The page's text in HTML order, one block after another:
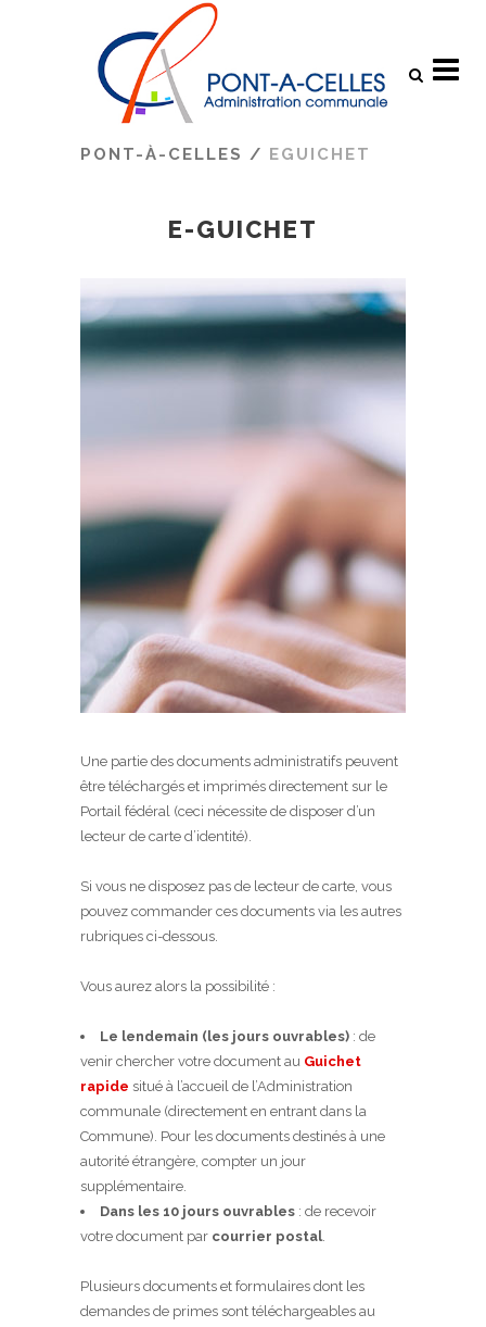
PONT-À-CELLES / EGUICHET
E-GUICHET
Une partie des documents administratifs peuvent
être téléchargés et imprimés directement sur le
Portail fédéral (ceci nécessite de disposer d’un
lecteur de carte d’identité).
Si vous ne disposez pas de lecteur de carte, vous
pouvez commander ces documents via les autres
rubriques ci-dessous.
Vous aurez alors la possibilité :
Le lendemain (les jours ouvrables) : de
venir chercher votre document au Guichet
rapide situé à l’accueil de l’Administration
communale (directement en entrant dans la
Commune). Pour les documents destinés à une
autorité étrangère, compter un jour
supplémentaire.
Dans les 10 jours ouvrables : de recevoir
votre document par courrier postal.
Plusieurs documents et formulaires dont les
demandes de primes sont téléchargeables au